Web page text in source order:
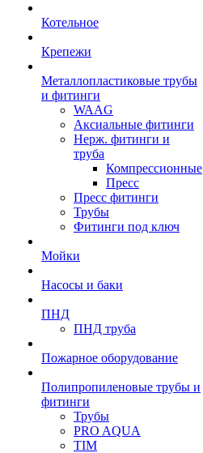
Котельное
Крепежи
Металлопластиковые трубы
и фитинги
WAAG
Аксиальные фитинги
Нерж. фитинги и
труба
Компрессионные
Пресс
Пресс фитинги
Трубы
Фитинги под ключ
Мойки
Насосы и баки
ПНД
ПНД труба
Пожарное оборудование
Полипропиленовые трубы и
фитинги
Трубы
PRO AQUA
TIM